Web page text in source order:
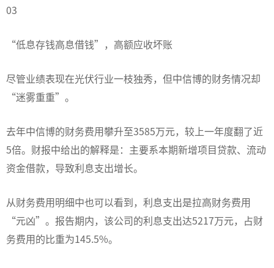
03
“低息存钱高息借钱”，高额应收坏账
尽管业绩表现在光伏行业一枝独秀，但中信博的财务情况却
“迷雾重重”。
去年中信博的财务费用攀升至3585万元，较上一年度翻了近
5倍。财报中给出的解释是：主要系本期新增项目贷款、流动
资金借款，导致利息支出增长。
从财务费用明细中也可以看到，利息支出是拉高财务费用
“元凶”。报告期内，该公司的利息支出达5217万元，占财
务费用的比重为145.5%。